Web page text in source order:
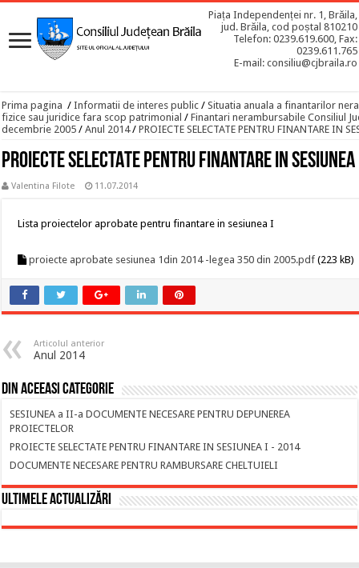
Piața Independenței nr. 1, Brăila,
jud. Brăila, cod poștal 810210
Telefon: 0239.619.600, Fax:
0239.611.765
E-mail: consiliu@cjbraila.ro
Prima pagina / Informatii de interes public / Situatia anuala a finantarilor
fizice sau juridice fara scop patrimonial / Finantari nerambursabile Consiliul
decembrie 2005 / Anul 2014 / PROIECTE SELECTATE PENTRU FINANTARE IN
PROIECTE SELECTATE PENTRU FINANTARE IN
Valentina Filote 11.07.2014
Lista proiectelor aprobate pentru finantare in sesiunea I
proiecte aprobate sesiunea 1din 2014 -legea 350 din 2005.pdf (223 kB)
Articolul anterior
Anul 2014
Din aceeasi categorie
SESIUNEA a II-a DOCUMENTE NECESARE PENTRU DEPUNEREA
PROIECTELOR
PROIECTE SELECTATE PENTRU FINANTARE IN SESIUNEA I - 2014
DOCUMENTE NECESARE PENTRU RAMBURSARE CHELTUIELI
Ultimele actualizări